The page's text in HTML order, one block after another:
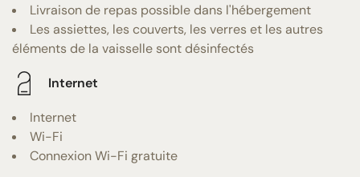
Livraison de repas possible dans l'hébergement
Les assiettes, les couverts, les verres et les autres
éléments de la vaisselle sont désinfectés
Internet
Internet
Wi-Fi
Connexion Wi-Fi gratuite